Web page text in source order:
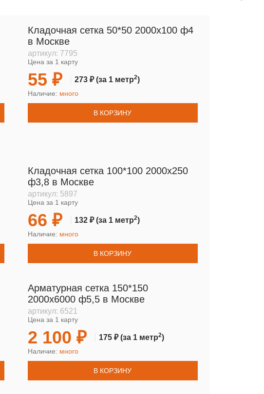
Кладочная сетка 50*50 2000х100 ф4
в Москве
артикул: 7795
Цена за 1 карту
55 ₽ 273 ₽(за 1 метр2)
Наличие: много
В КОРЗИНУ
Кладочная сетка 100*100 2000х250
ф3,8 в Москве
артикул: 5897
Цена за 1 карту
66 ₽ 132 ₽(за 1 метр2)
Наличие: много
В КОРЗИНУ
Арматурная сетка 150*150
2000х6000 ф5,5 в Москве
артикул: 6521
Цена за 1 карту
2 100 ₽ 175 ₽(за 1 метр2)
Наличие: много
В КОРЗИНУ